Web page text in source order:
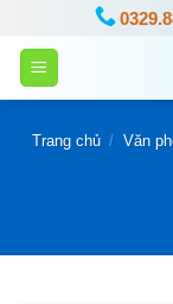
dung
Trang chủ / Văn